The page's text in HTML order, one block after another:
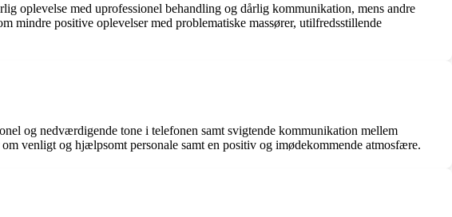
oplevelse med uprofessionel behandling og dårlig kommunikation, mens andre
mindre positive oplevelser med problematiske massører, utilfredsstillende
og nedværdigende tone i telefonen samt svigtende kommunikation mellem
venligt og hjælpsomt personale samt en positiv og imødekommende atmosfære.